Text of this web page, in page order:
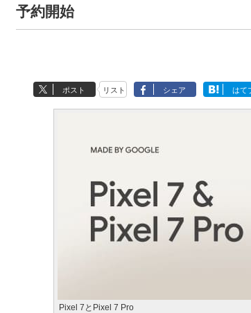
予約開始
ポスト リスト シェア はて
Pixel 7とPixel 7 Pro